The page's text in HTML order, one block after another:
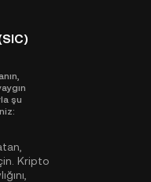
şu
Kripto